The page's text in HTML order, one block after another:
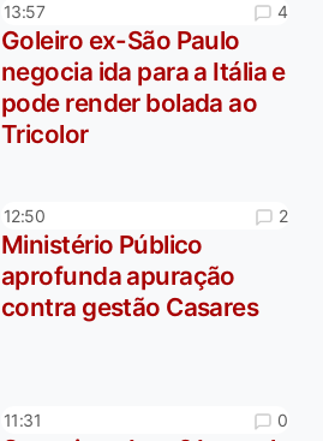
13:57 4
Goleiro ex-São Paulo
negocia ida para a Itália e
pode render bolada ao
Tricolor
12:50 2
Ministério Público
aprofunda apuração
contra gestão Casares
11:31 0